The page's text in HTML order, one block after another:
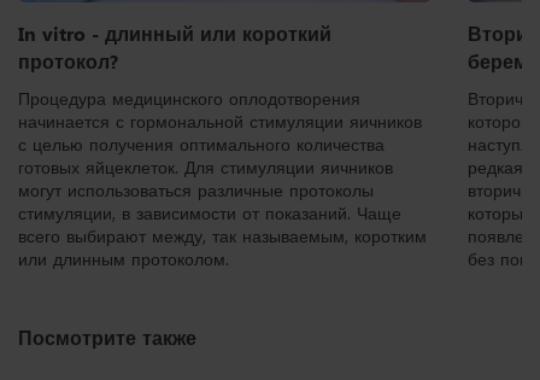
In vitro - длинный или короткий
протокол?
Процедура медицинского оплодотворения
начинается с гормональной стимуляции яичников
с целью получения оптимального количества
готовых яйцеклеток. Для стимуляции яичников
могут использоваться различные протоколы
стимуляции, в зависимости от показаний. Чаще
всего выбирают между, так называемым, коротким
или длинным протоколом.
которой
редкая
которые
без
Посмотрите также